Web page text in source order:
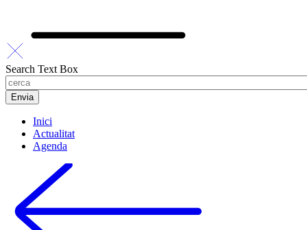
Search Text Box
Inici
Actualitat
Agenda